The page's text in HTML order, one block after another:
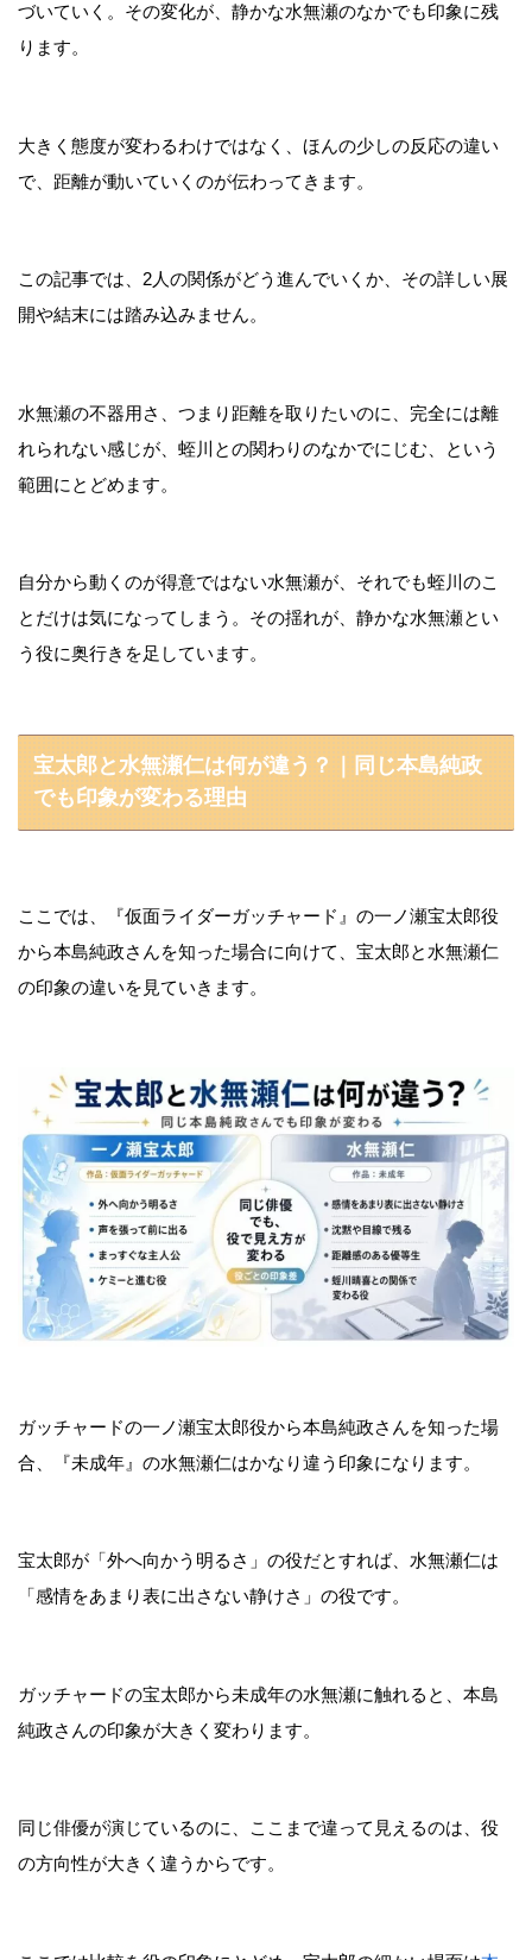
づいていく。その変化が、静かな水無瀬のなかでも印象に残
ります。
大きく態度が変わるわけではなく、ほんの少しの反応の違い
で、距離が動いていくのが伝わってきます。
この記事では、2人の関係がどう進んでいくか、その詳しい展
開や結末には踏み込みません。
水無瀬の不器用さ、つまり距離を取りたいのに、完全には離
れられない感じが、蛭川との関わりのなかでにじむ、という
範囲にとどめます。
自分から動くのが得意ではない水無瀬が、それでも蛭川のこ
とだけは気になってしまう。その揺れが、静かな水無瀬とい
う役に奥行きを足しています。
宝太郎と水無瀬仁は何が違う？｜同じ本島純政
でも印象が変わる理由
ここでは、『仮面ライダーガッチャード』の一ノ瀬宝太郎役
から本島純政さんを知った場合に向けて、宝太郎と水無瀬仁
の印象の違いを見ていきます。
ガッチャードの一ノ瀬宝太郎役から本島純政さんを知った場
合、『未成年』の水無瀬仁はかなり違う印象になります。
宝太郎が「外へ向かう明るさ」の役だとすれば、水無瀬仁は
「感情をあまり表に出さない静けさ」の役です。
ガッチャードの宝太郎から未成年の水無瀬に触れると、本島
純政さんの印象が大きく変わります。
同じ俳優が演じているのに、ここまで違って見えるのは、役
の方向性が大きく違うからです。